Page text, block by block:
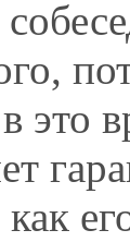
это